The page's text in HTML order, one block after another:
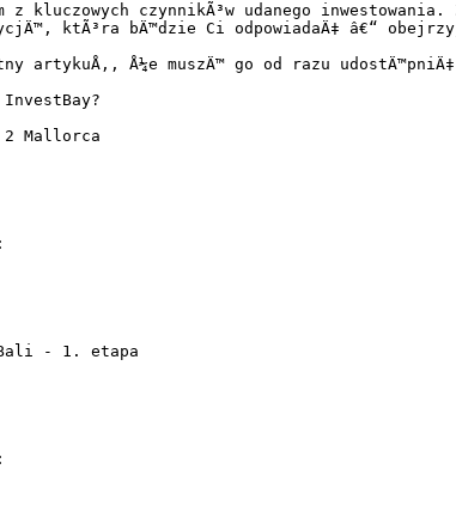
z kluczowych czynnikÃ³w udanego
ktÃ³ra bÄ™dzie Ci odpowiadaÄ‡ â€“
artykuÅ‚, Å¼e muszÄ™ go od razu
2 Mallorca
Bali - 1. etapa